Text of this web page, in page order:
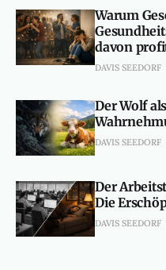
Warum
davon
DAVIS SEEDORF
Der Wolf
DAVIS SEEDORF
Der
Die
DAVIS SEEDORF